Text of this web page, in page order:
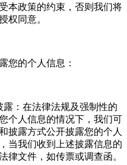
本政策的约束，否则我们将
权同意。
您的个人信息：
：在法律法规及强制性的
个人信息的情况下，我们可
披露方式公开披露您的个人
当我们收到上述披露信息的
律文件，如传票或调查函。